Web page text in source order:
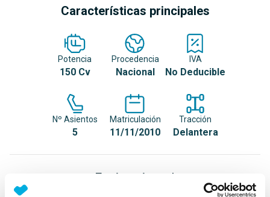
Características principales
Potencia
150 Cv
Procedencia
Nacional
IVA
No Deducible
Nº Asientos
5
Matriculación
11/11/2010
Tracción
Delantera
Equipamiento*